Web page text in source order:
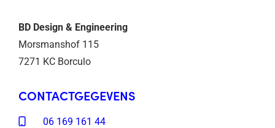
BD Design & Engineering
Morsmanshof 115
7271 KC Borculo
CONTACTGEGEVENS
06 169 161 44